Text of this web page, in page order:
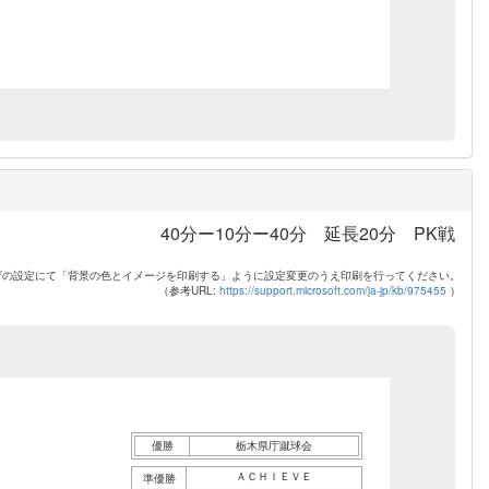
40分ー10分ー40分 延長20分 PK戦
設定にて「背景の色とイメージを印刷する」ように設定変更のうえ印刷を行ってください。
（参考URL: https://support.microsoft.com/ja-jp/kb/975455 ）
優勝 栃木県庁蹴球会
準優勝 ＡＣＨＩＥＶＥ